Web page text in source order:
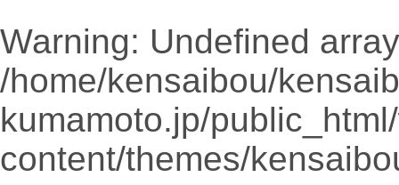
Warning: Undefined
/home/kensaibou/
kumamoto.jp/
content/themes/